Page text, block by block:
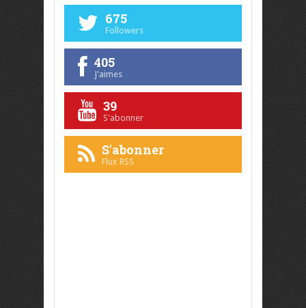
675
Followers
405
J'aimes
39
S'abonner
S'abonner
Flux RSS